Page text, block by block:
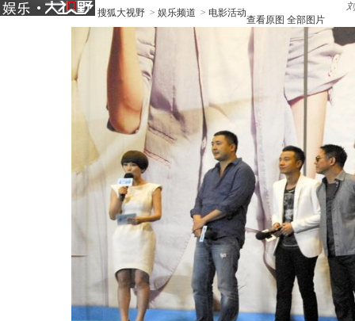
搜狐大视野 > 娱乐频道 > 电影活动
查看原图 全部图片